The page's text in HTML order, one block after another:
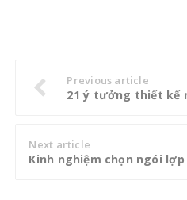
Previous article
Next article
Kinh nghiệm chọn ngói